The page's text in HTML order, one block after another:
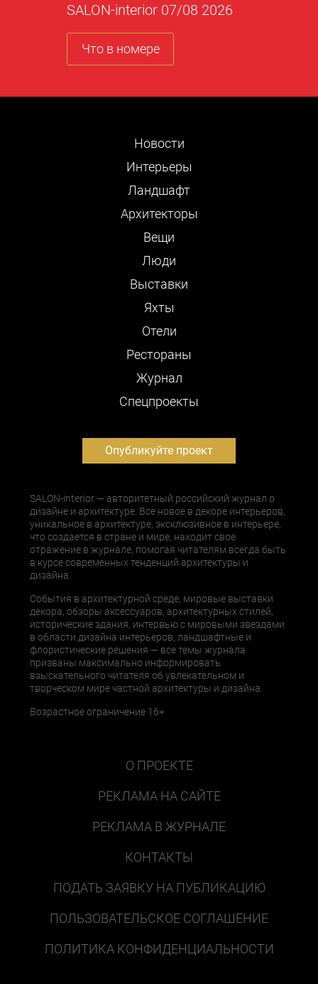
SALON-interior 07/08 2026
Что в номере
Новости
Интерьеры
Ландшафт
Архитекторы
Вещи
Люди
Выставки
Яхты
Отели
Рестораны
Журнал
Cпецпроекты
Опубликуйте проект
SALON-interior — авторитетный российский журнал о
дизайне и архитектуре. Все новое в декоре интерьеров,
уникальное в архитектуре, эксклюзивное в интерьере,
что создается в стране и мире, находит свое
отражение в журнале, помогая читателям всегда быть
в курсе современных тенденций архитектуры и
дизайна.
События в архитектурной среде, мировые выставки
декора, обзоры аксессуаров, архитектурных стилей,
исторические здания, интервью с мировыми звездами
в области дизайна интерьеров, ландшафтные и
флористические решения — все темы журнала
призваны максимально информировать
взыскательного читателя об увлекательном и
творческом мире частной архитектуры и дизайна.
Возрастное ограничение 16+
О ПРОЕКТЕ
РЕКЛАМА НА САЙТЕ
РЕКЛАМА В ЖУРНАЛЕ
КОНТАКТЫ
ПОДАТЬ ЗАЯВКУ НА ПУБЛИКАЦИЮ
ПОЛЬЗОВАТЕЛЬСКОЕ СОГЛАШЕНИЕ
ПОЛИТИКА КОНФИДЕНЦИАЛЬНОСТИ